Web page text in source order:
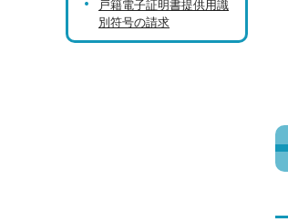
戸籍電子証明書提供用識
別符号の請求